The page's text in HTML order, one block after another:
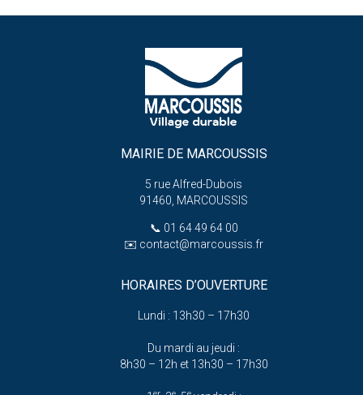
MAIRIE DE MARCOUSSIS
5 rue Alfred-Dubois
91460, MARCOUSSIS
📞 01 64 49 64 00
✉️ contact@marcoussis.fr
HORAIRES D’OUVERTURE
Lundi : 13h30 – 17h30
Du mardi au jeudi :
8h30 – 12h et 13h30 – 17h30